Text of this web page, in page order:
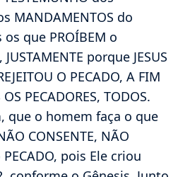
MANDAMENTOS do
que PROÍBEM o
porque JESUS
O PECADO, A FIM
PECADORES, TODOS.
que o homem faça o que
CONSENTE, NÃO
pois Ele criou